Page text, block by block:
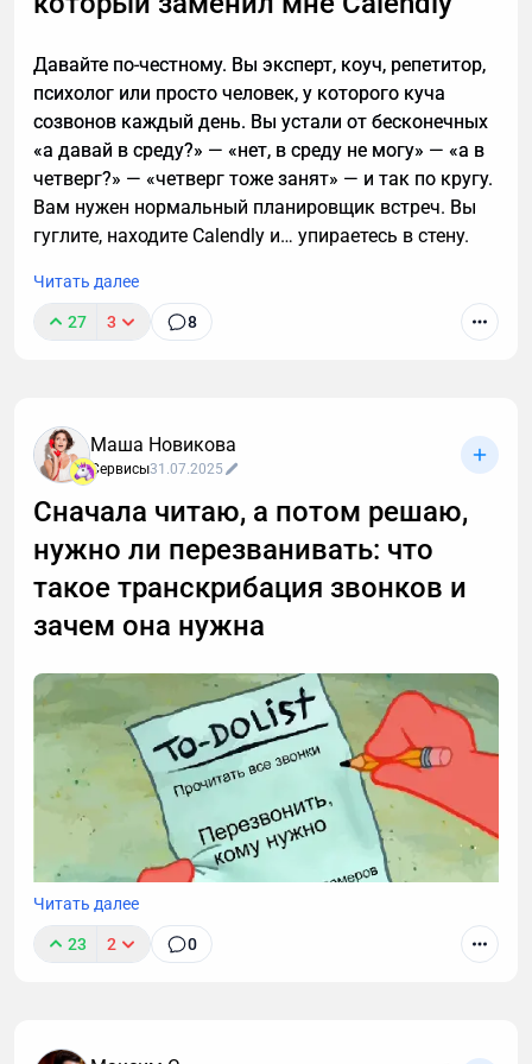
Давайте по-честному. Вы эксперт, коуч, репетитор,
психолог или просто человек, у которого куча
созвонов каждый день. Вы устали от бесконечных
«а давай в среду?» — «нет, в среду не могу» — «а в
четверг?» — «четверг тоже занят» — и так по кругу.
Вам нужен нормальный планировщик встреч. Вы
гуглите, находите Calendly и… упираетесь в стену.
Читать далее
27 3 8
Маша Новикова
Сервисы31.07.2025
Сначала читаю, а потом решаю,
нужно ли перезванивать: что
такое транскрибация звонков и
зачем она нужна
Транскрибация преобразует разговоры в текст,
Читать далее
23 2 0